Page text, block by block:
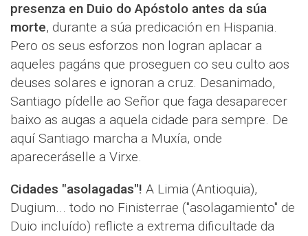
presenza en Duio do Apóstolo antes da súa
morte, durante a súa predicación en Hispania.
Pero os seus esforzos non logran aplacar a
aqueles pagáns que proseguen co seu culto aos
deuses solares e ignoran a cruz. Desanimado,
Santiago pídelle ao Señor que faga desaparecer
baixo as augas a aquela cidade para sempre. De
aquí Santiago marcha a Muxía, onde
apareceráselle a Virxe.
Cidades "asolagadas"! A Limia (Antioquia),
Dugium... todo no Finisterrae ("asolagamiento" de
Duio incluído) reflicte a extrema dificultade da